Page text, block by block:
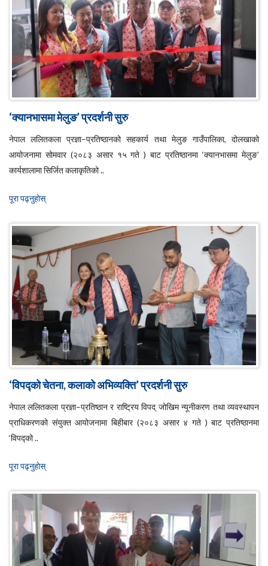
‘क्यानभासमा मेलुङ’ प्रदर्शनी सुरु
नेपाल ललितकला प्रज्ञा–प्रतिष्ठानको सहकार्य तथा मेलुङ गाउँपालिका, दोलखाको
आयोजनामा सोमवार (२०८३ असार १५ गते ) बाट प्रतिष्ठानमा ‘क्यानभासमा मेलुङ’
कार्यशालामा सिर्जित कलाकृतिको ..
पूरा पढ्नुहाेस्
‘विपद्को चेतना, कलाको अभिव्यक्ति’ प्रदर्शनी सुरु
नेपाल ललितकला प्रज्ञा–प्रतिष्ठान र राष्ट्रिय विपद् जोखिम न्यूनीकरण तथा व्यवस्थापन
प्राधिकरणको संयुक्त आयोजनामा बिहीबार (२०८३ असार ४ गते ) बाट प्रतिष्ठानमा
‘विपद्को ..
पूरा पढ्नुहाेस्